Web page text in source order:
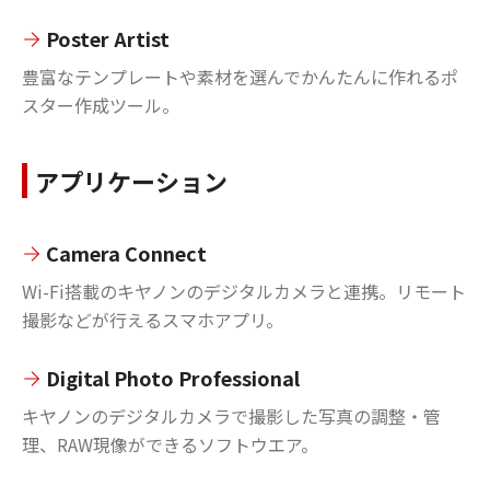
Poster Artist
豊富なテンプレートや素材を選んでかんたんに作れるポ
スター作成ツール。
アプリケーション
Camera Connect
Wi-Fi搭載のキヤノンのデジタルカメラと連携。リモート
撮影などが行えるスマホアプリ。
Digital Photo Professional
キヤノンのデジタルカメラで撮影した写真の調整・管
理、RAW現像ができるソフトウエア。